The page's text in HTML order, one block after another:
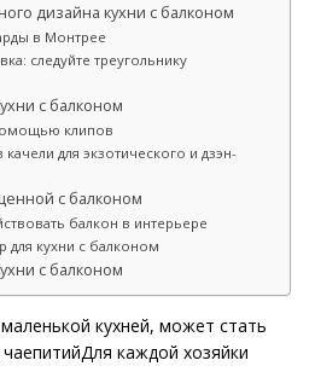
дизайна кухни с балконом
в Монтрее
следуйте треугольнику
с балконом
клипов
для экзотического и дзэн-
с балконом
балкон в интерьере
для кухни с балконом
с балконом
кухней, может стать
каждой хозяйки